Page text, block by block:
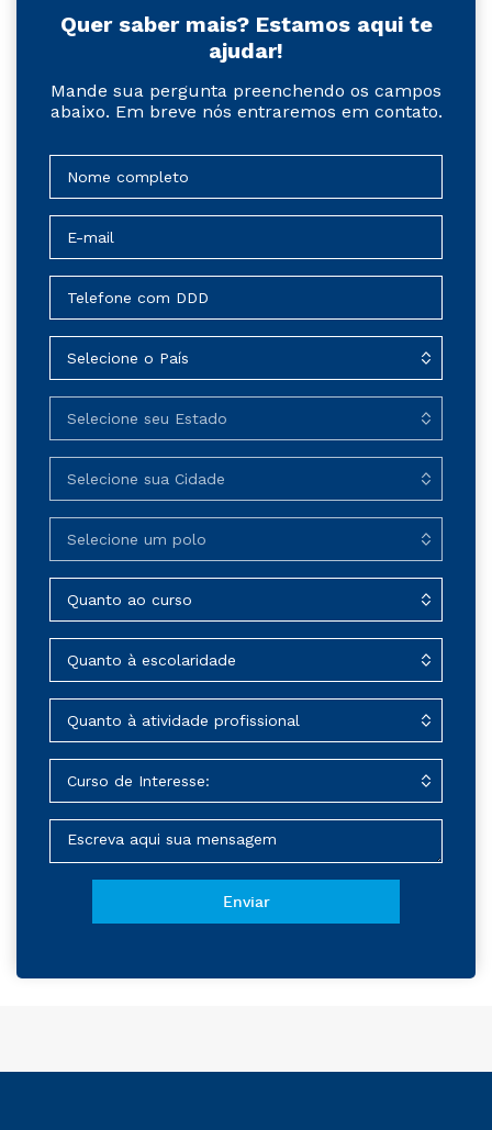
Quer saber mais? Estamos aqui te
ajudar!
Mande sua pergunta preenchendo os campos
abaixo. Em breve nós entraremos em contato.